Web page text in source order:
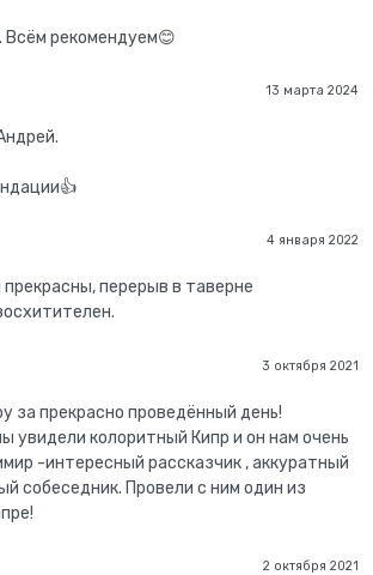
Всём рекомендуем😊
13 марта 2024
4 января 2022
перерыв в таверне
3 октября 2021
за прекрасно проведённый день!
увидели колоритный Кипр и он нам очень
-интересный рассказчик , аккуратный
собеседник. Провели с ним один из
2 октября 2021